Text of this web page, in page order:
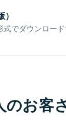
でダウンロード
のお客